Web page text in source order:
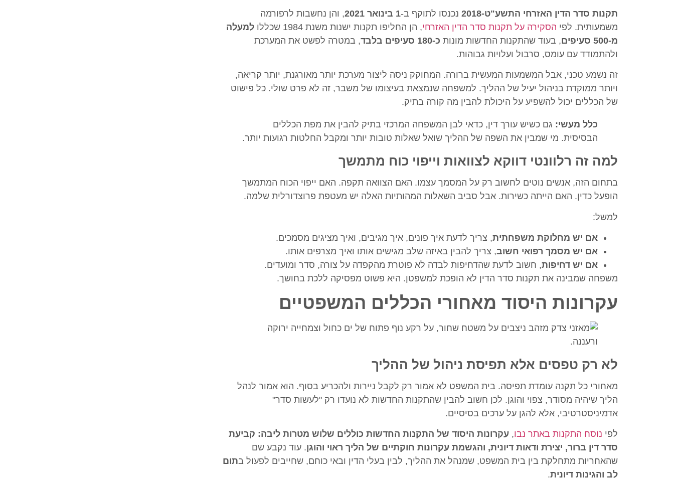
תקנות סדר הדין האזרחי התשע"ט-2018 נכנסו לתוקף ב-1 בינואר 2021
, והן נחשבות לרפורמה
משמעותית. לפי הסקירה על תקנות סדר הדין האזרחי, הן החליפו תקנות ישנות משנת 1984 שכללו
למעלה
מ-500 סעיפים
, בעוד שהתקנות החדשות מונות כ-180 סעיפים בלבד
, במטרה לפשט את המערכת
ולהתמודד עם עומס, סרבול ועלויות גבוהות.
זה נשמע טכני, אבל המשמעות המעשית ברורה. המחוקק ניסה ליצור מערכת יותר מאורגנת, יותר קריאה,
ויותר ממוקדת בניהול יעיל של ההליך. למשפחה שנמצאת בעיצומו של משבר, זה לא פרט שולי. כל פישוט
של הכללים יכול להשפיע על היכולת להבין מה קורה בתיק.
כלל מעשי: גם כשיש עורך דין, כדאי לבן המשפחה המרכזי בתיק להבין את מפת הכללים
הבסיסית. מי שמבין את השפה של ההליך שואל שאלות טובות יותר ומקבל החלטות רגועות יותר.
למה זה רלוונטי דווקא לצוואות וייפוי כוח מתמשך
בתחום הזה, אנשים נוטים לחשוב רק על המסמך עצמו. האם הצוואה תקפה. האם ייפוי הכוח המתמשך
הופעל כדין. האם הייתה כשירות. אבל סביב השאלות המהותיות האלה יש מעטפת פרוצדורלית שלמה.
למשל:
אם יש מחלוקת משפחתית, צריך לדעת איך פונים, איך מגיבים, ואיך מציגים מסמכים.
אם יש מסמך רפואי חשוב, צריך להבין באיזה שלב מגישים אותו ואיך מצרפים אותו.
אם יש דחיפות, חשוב לדעת שהדחיפות לבדה לא פוטרת מהקפדה על צורה, סדר ומועדים.
משפחה שמבינה את תקנות סדר הדין לא הופכת למשפטן. היא פשוט מפסיקה ללכת בחושך.
עקרונות היסוד מאחורי הכללים המשפטיים
לא רק טפסים אלא תפיסת ניהול של ההליך
מאחורי כל תקנה עומדת תפיסה. בית המשפט לא אמור רק לקבל ניירות ולהכריע בסוף. הוא אמור לנהל
הליך שיהיה מסודר, צפוי והוגן. לכן חשוב להבין שהתקנות החדשות לא נועדו רק "לעשות סדר"
אדמיניסטרטיבי, אלא להגן על ערכים בסיסיים.
לפי נוסח התקנות באתר נבו, עקרונות היסוד של התקנות החדשות כוללים שלוש מטרות ליבה: קביעת
סדר דין ברור, יצירת ודאות דיונית, והגשמת עקרונות חוקתיים של הליך ראוי והוגן. עוד נקבע שם
שהאחריות מתחלקת בין בית המשפט, שמנהל את ההליך, לבין בעלי הדין ובאי כוחם, שחייבים לפעול בתום
לב והגינות דיונית.